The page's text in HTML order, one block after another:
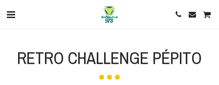
RETRO CHALLENGE PÉPITO